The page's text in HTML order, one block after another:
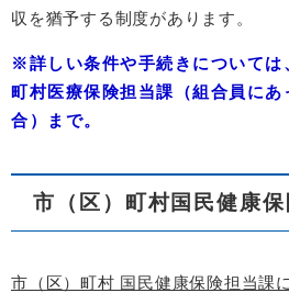
収を猶予する制度があります。
※詳しい条件や手続きについては
町村医療保険担当課（組合員にあ
合）まで。
市（区）町村国民健康
市（区）町村 国民健康保険担当課